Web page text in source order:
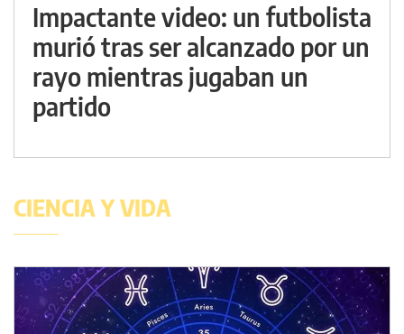
Impactante video: un futbolista
murió tras ser alcanzado por un
rayo mientras jugaban un
partido
CIENCIA Y VIDA